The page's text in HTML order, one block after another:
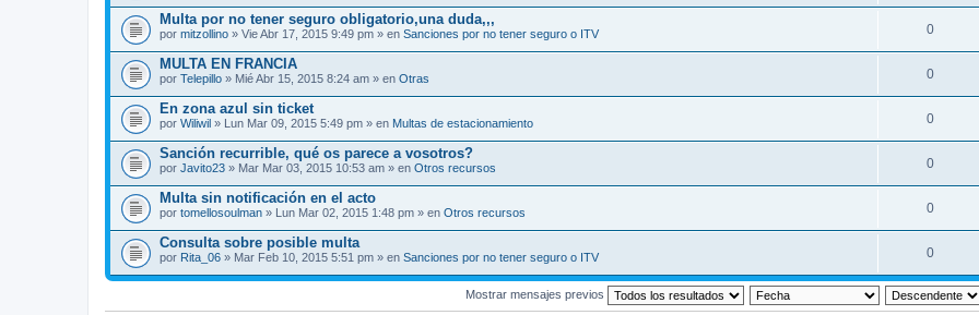
Multa por no tener seguro obligatorio,una duda,,,
por mitzollino » Vie Abr 17, 2015 9:49 pm » en Sanciones por no tener seguro o ITV 0
MULTA EN FRANCIA
por Telepillo » Mié Abr 15, 2015 8:24 am » en Otras 0
En zona azul sin ticket
por Wiliwil » Lun Mar 09, 2015 5:49 pm » en Multas de estacionamiento 0
Sanción recurrible, qué os parece a vosotros?
por Javito23 » Mar Mar 03, 2015 10:53 am » en Otros recursos 0
Multa sin notificación en el acto
por tomellosoulman » Lun Mar 02, 2015 1:48 pm » en Otros recursos 0
Consulta sobre posible multa
por Rita_06 » Mar Feb 10, 2015 5:51 pm » en Sanciones por no tener seguro o ITV 0
Mostrar mensajes previos